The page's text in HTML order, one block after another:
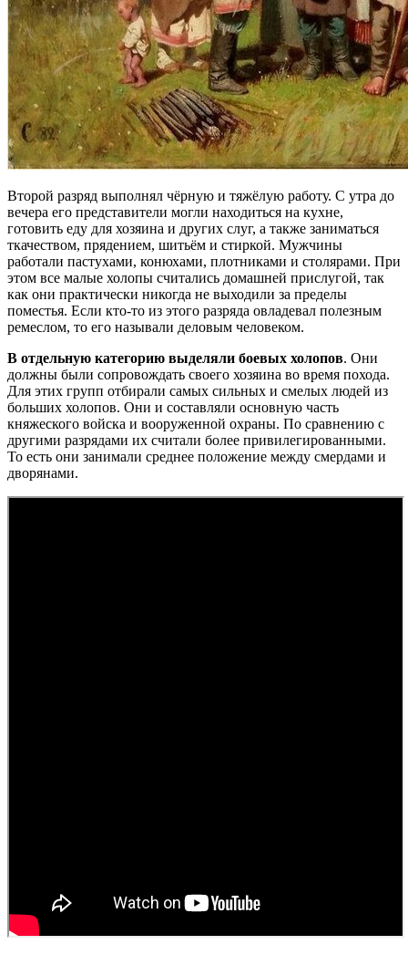
Второй разряд выполнял чёрную и тяжёлую работу. С утра до
вечера его представители могли находиться на кухне,
готовить еду для хозяина и других слуг, а также заниматься
ткачеством, прядением, шитьём и стиркой. Мужчины
работали пастухами, конюхами, плотниками и столярами. При
этом все малые холопы считались домашней прислугой, так
как они практически никогда не выходили за пределы
поместья. Если кто-то из этого разряда овладевал полезным
ремеслом, то его называли деловым человеком.
В отдельную категорию выделяли боевых холопов. Они
должны были сопровождать своего хозяина во время похода.
Для этих групп отбирали самых сильных и смелых людей из
больших холопов. Они и составляли основную часть
княжеского войска и вооруженной охраны. По сравнению с
другими разрядами их считали более привилегированными.
То есть они занимали среднее положение между смердами и
дворянами.